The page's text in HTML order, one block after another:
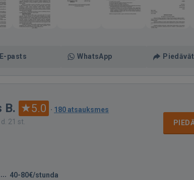
E-pasts WhatsApp
B. 5.0 · 180 atsauksmes
21 st.
40-80€/stunda